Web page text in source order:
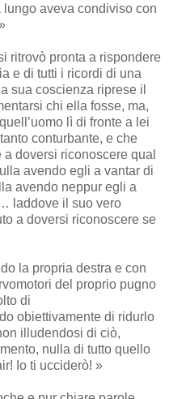
aveva condiviso con
ritrovò pronta a rispondere
e di tutti i ricordi di una
sua coscienza riprese il
chi ella fosse, ma,
lì di fronte a lei
conturbante, e che
doversi riconoscere qual
avendo egli a vantar di
avendo neppur egli a
laddove il suo vero
a doversi riconoscere se
la propria destra e con
del proprio pugno
di
obiettivamente di ridurlo
illudendosi di ciò,
nulla di tutto quello
Io ti ucciderò! »